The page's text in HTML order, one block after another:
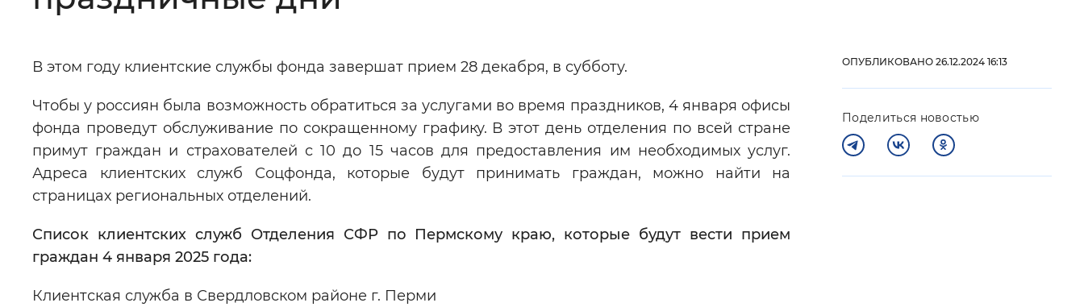
Звуковой ассистент: Воспроизвести Остановить Повторить
Вернуть стандартные настройки
В этом году клиентские службы фонда завершат прием 28 декабря, в субботу.
Чтобы у россиян была возможность обратиться за услугами во время праздников, 4 января офисы
фонда проведут обслуживание по сокращенному графику. В этот день отделения по всей стране
примут граждан и страхователей с 10 до 15 часов для предоставления им необходимых услуг.
Адреса клиентских служб Соцфонда, которые будут принимать граждан, можно найти на
страницах региональных отделений.
Список клиентских служб Отделения СФР по Пермскому краю, которые будут вести прием
граждан 4 января 2025 года:
Клиентская служба в Свердловском районе г. Перми
ОПУБЛИКОВАНО 26.12.2024 16:13
Поделиться новостью